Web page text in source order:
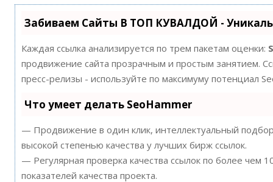
Забиваем Сайты В ТОП КУВАЛДОЙ -
Каждая ссылка анализируется по трем пакетам оценки:
продвижение сайта прозрачным и простым занятием.
пресс-релизы - используйте по максимуму потенциал
Что умеет делать SeoHammer
— Продвижение в один клик, интеллектуальный
высокой степенью качества у лучших бирж ссылок.
— Регулярная проверка качества ссылок по более чем
показателей качества проекта.